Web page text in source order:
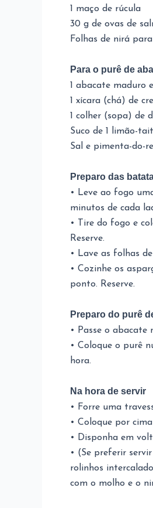
1 maço de rúcula
30 g de ovas de
Folhas de nirá
Para o purê de
1 abacate maduro
1 xícara (chá) de
1 colher (sopa) de
Suco de 1 limão-
Sal e pimenta-do-
Preparo das
• Leve ao fogo
minutos de cada
• Tire do fogo e
Reserve.
• Lave as folhas
• Cozinhe os
ponto. Reserve.
Preparo do purê
• Passe o abacate
• Coloque o purê
hora.
Na hora de servir
• Forre uma
• Coloque por
• Disponha em
• (Se preferir
rolinhos
com o molho e o